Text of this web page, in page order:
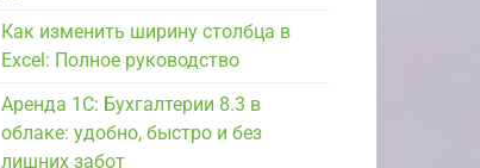
Как изменить ширину столбца в
Excel: Полное руководство
Аренда 1С: Бухгалтерии 8.3 в
облаке: удобно, быстро и без
лишних забот